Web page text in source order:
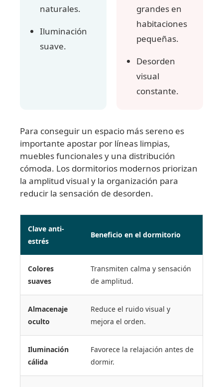
naturales.
Iluminación
suave.
grandes en
habitaciones
pequeñas.
Desorden
visual
constante.
Para conseguir un espacio más sereno es
importante apostar por líneas limpias,
muebles funcionales y una distribución
cómoda. Los dormitorios modernos priorizan
la amplitud visual y la organización para
reducir la sensación de desorden.
Clave anti-
estrés
Beneficio en el dormitorio
Colores
suaves
Transmiten calma y sensación
de amplitud.
Almacenaje
oculto
Reduce el ruido visual y
mejora el orden.
Iluminación
cálida
Favorece la relajación antes de
dormir.